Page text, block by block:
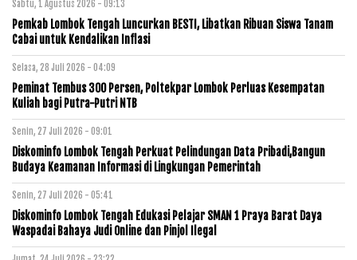
Sabtu, 1 Agustus 2026 - 09:13
Pemkab Lombok Tengah Luncurkan BESTI, Libatkan Ribuan Siswa Tanam
Cabai untuk Kendalikan Inflasi
Selasa, 28 Juli 2026 - 04:09
Peminat Tembus 300 Persen, Poltekpar Lombok Perluas Kesempatan
Kuliah bagi Putra-Putri NTB
Senin, 27 Juli 2026 - 09:01
Diskominfo Lombok Tengah Perkuat Pelindungan Data Pribadi,Bangun
Budaya Keamanan Informasi di Lingkungan Pemerintah
Senin, 27 Juli 2026 - 05:41
Diskominfo Lombok Tengah Edukasi Pelajar SMAN 1 Praya Barat Daya
Waspadai Bahaya Judi Online dan Pinjol Ilegal